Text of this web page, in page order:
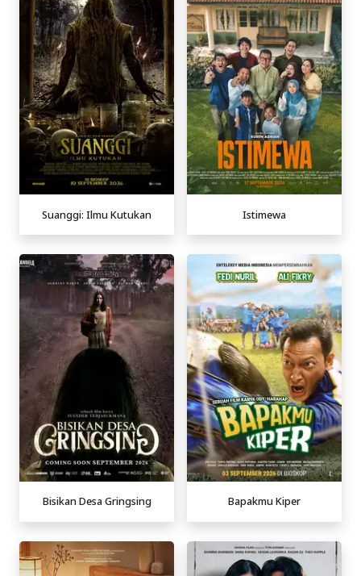
Suanggi: Ilmu Kutukan Istimewa
Bisikan Desa Gringsing Bapakmu Kiper